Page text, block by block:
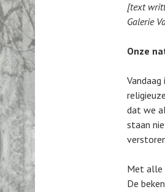
[text
Galerie
Onze
dat we
staan
Met alle
De